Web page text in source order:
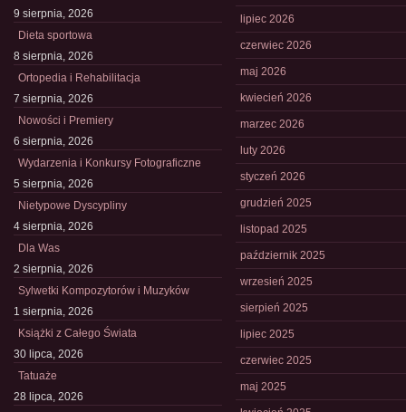
9 sierpnia, 2026
Dieta sportowa
8 sierpnia, 2026
Ortopedia i Rehabilitacja
7 sierpnia, 2026
Nowości i Premiery
6 sierpnia, 2026
Wydarzenia i Konkursy Fotograficzne
5 sierpnia, 2026
Nietypowe Dyscypliny
4 sierpnia, 2026
Dla Was
2 sierpnia, 2026
Sylwetki Kompozytorów i Muzyków
1 sierpnia, 2026
Książki z Całego Świata
30 lipca, 2026
Tatuaże
28 lipca, 2026
lipiec 2026
czerwiec 2026
maj 2026
kwiecień 2026
marzec 2026
luty 2026
styczeń 2026
grudzień 2025
listopad 2025
październik 2025
wrzesień 2025
sierpień 2025
lipiec 2025
czerwiec 2025
maj 2025